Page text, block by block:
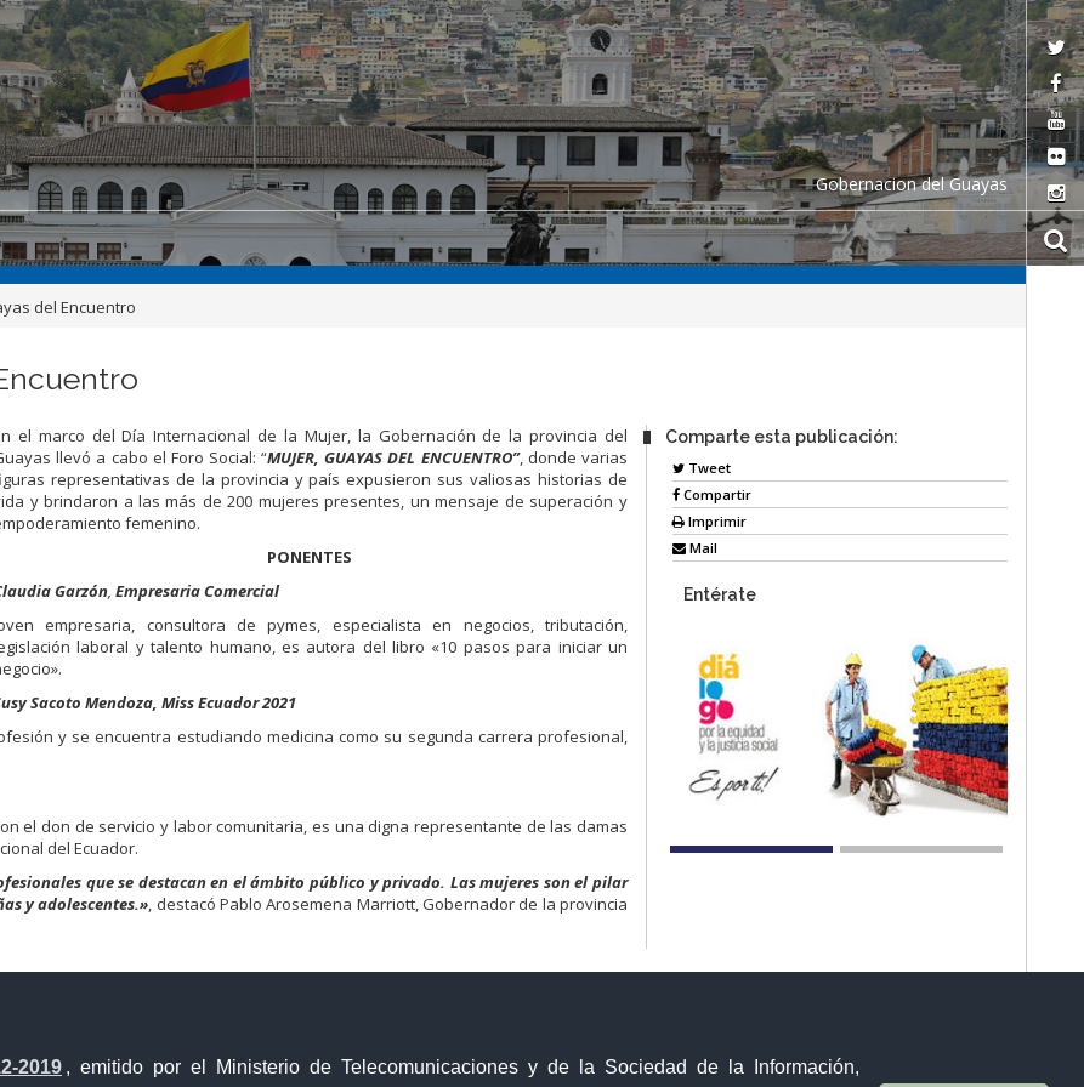
2019 , emitido por el Ministerio de Telecomunicaciones y de la Sociedad de la Información,
Gobernacion del Guayas
del Encuentro
el marco del Día Internacional de la Mujer, la Gobernación de la provincia del
llevó a cabo el Foro Social: “MUJER, GUAYAS DEL ENCUENTRO”, donde varias
representativas de la provincia y país expusieron sus valiosas historias de
y brindaron a las más de 200 mujeres presentes, un mensaje de superación y
femenino.
PONENTES
Garzón,Empresaria Comercial
empresaria, consultora de pymes, especialista en negocios, tributación,
laboral y talento humano, es autora del libro «10 pasos para iniciar un
Sacoto Mendoza, Miss Ecuador 2021
y se encuentra estudiando medicina como su segunda carrera profesional,
el don de servicio y labor comunitaria, es una digna representante de las damas
del Ecuador.
que se destacan en el ámbito público y privado. Las mujeres son el pilar
y adolescentes.», destacó Pablo Arosemena Marriott, Gobernador de la provincia
Comparte esta publicación:
Tweet
Compartir
Imprimir
Mail
Entérate